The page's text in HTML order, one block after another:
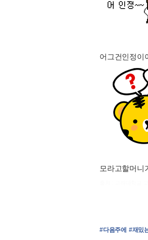
어그건인정이
모라고할머니
#다음주에 #재밌